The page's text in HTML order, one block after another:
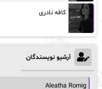
کافه نادری
آرشیو نویسندگان
Aleatha Romig